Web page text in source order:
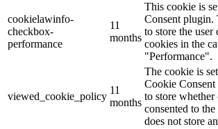
cookielawinfo-
checkbox-
performance
11
months
This cookie is
Consent plugin.
to store the user
cookies in the
"Performance".
viewed_cookie_policy
11
months
The cookie is
Cookie Consent
to store whether
consented to
does not store